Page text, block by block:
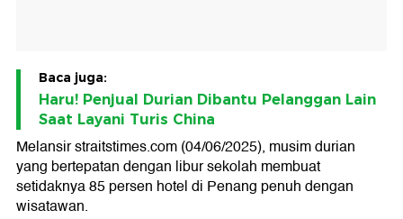
Baca juga:
Haru! Penjual Durian Dibantu Pelanggan Lain
Saat Layani Turis China
Melansir straitstimes.com (04/06/2025), musim durian
yang bertepatan dengan libur sekolah membuat
setidaknya 85 persen hotel di Penang penuh dengan
wisatawan.